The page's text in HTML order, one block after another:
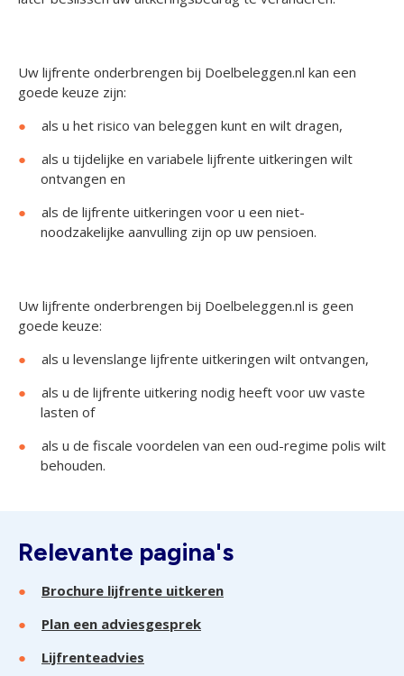
Uw lijfrente onderbrengen bij Doelbeleggen.nl kan een
goede keuze zijn:
als u het risico van beleggen kunt en wilt dragen,
als u tijdelijke en variabele lijfrente uitkeringen wilt
ontvangen en
als de lijfrente uitkeringen voor u een niet-
noodzakelijke aanvulling zijn op uw pensioen.
Uw lijfrente onderbrengen bij Doelbeleggen.nl is geen
goede keuze:
als u levenslange lijfrente uitkeringen wilt ontvangen,
als u de lijfrente uitkering nodig heeft voor uw vaste
lasten of
als u de fiscale voordelen van een oud-regime polis wilt
behouden.
Relevante pagina's
Brochure lijfrente uitkeren
Plan een adviesgesprek
Lijfrenteadvies